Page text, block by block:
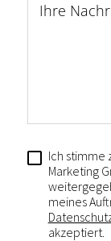
Ihre
Ich stimme
Marketing
meines
akzeptiert.